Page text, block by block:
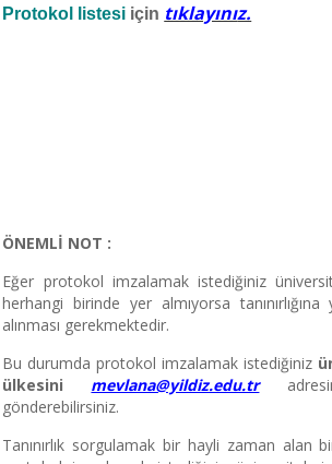
Protokol listesi için tıklayınız.
ÖNEMLİ NOT :
Eğer protokol imzalamak istediğiniz
herhangi birinde yer almıyorsa
alınması gerekmektedir.
Bu durumda protokol imzalamak istediğiniz
ülkesini mevlana@yildiz.edu.tr
gönderebilirsiniz.
Tanınırlık sorgulamak bir hayli zaman alan